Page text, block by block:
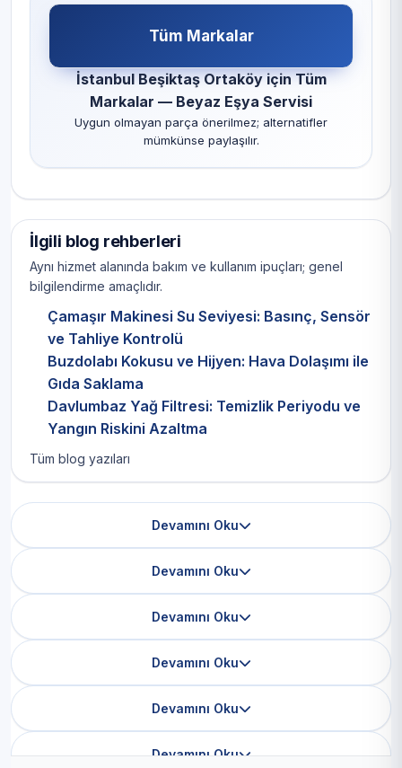
Tüm Markalar
İstanbul Beşiktaş Ortaköy için Tüm
Markalar — Beyaz Eşya Servisi
Uygun olmayan parça önerilmez; alternatifler
mümkünse paylaşılır.
İlgili blog rehberleri
Aynı hizmet alanında bakım ve kullanım ipuçları; genel
bilgilendirme amaçlıdır.
Çamaşır Makinesi Su Seviyesi: Basınç, Sensör
ve Tahliye Kontrolü
Buzdolabı Kokusu ve Hijyen: Hava Dolaşımı ile
Gıda Saklama
Davlumbaz Yağ Filtresi: Temizlik Periyodu ve
Yangın Riskini Azaltma
Tüm blog yazıları
Devamını Oku
Devamını Oku
Devamını Oku
Devamını Oku
Devamını Oku
Devamını Oku